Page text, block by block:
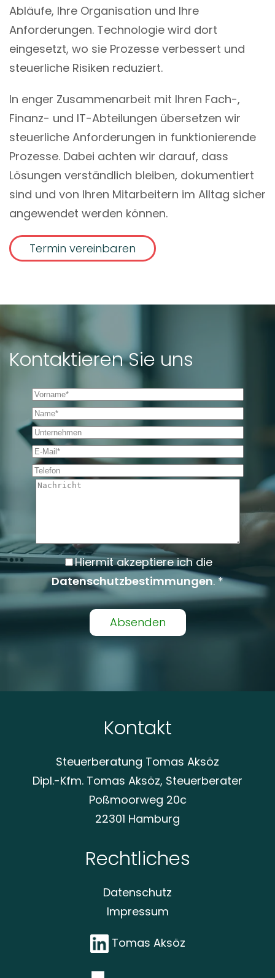
Abläufe, Ihre Organisation und Ihre
Anforderungen. Technologie wird dort
eingesetzt, wo sie Prozesse verbessert und
steuerliche Risiken reduziert.
In enger Zusammenarbeit mit Ihren Fach-,
Finanz- und IT-Abteilungen übersetzen wir
steuerliche Anforderungen in funktionierende
Prozesse. Dabei achten wir darauf, dass
Lösungen verständlich bleiben, dokumentiert
sind und von Ihren Mitarbeitern im Alltag sicher
angewendet werden können.
Termin vereinbaren
Kontaktieren Sie uns
Vorname *
Name *
Unternehmen
E-Mail *
Telefon
Nachricht
Hiermit akzeptiere ich die
Datenschutzbestimmungen. *
Kontakt
Steuerberatung Tomas Aksöz
Dipl.-Kfm. Tomas Aksöz, Steuerberater
Poßmoorweg 20c
22301 Hamburg
Rechtliches
Datenschutz
Impressum
Tomas Aksöz